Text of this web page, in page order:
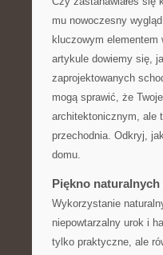
mu nowoczesny
kluczowym elementem
artykule ⁣dowiemy się,
zaprojektowanych
mogą sprawić, że
⁢architektonicznym, ale
przechodnia. Odkryj,
domu.
Piękno naturalnych
Wykorzystanie
niepowtarzalny ⁢urok⁤ i​
tylko praktyczne, ale